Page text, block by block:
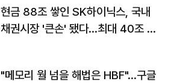
현금 88조 쌓인 SK하이닉스, 국내
채권시장 '큰손' 됐다…최대 40조 투
"메모리 월 넘을 해법은 HBF"…구글